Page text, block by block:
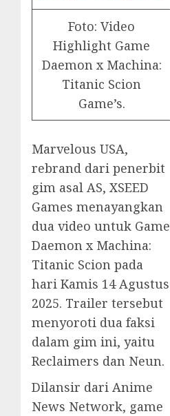
Foto: Video
Highlight Game
Daemon x Machina:
Titanic Scion
Game’s.
Marvelous USA,
rebrand dari penerbit
gim asal AS, XSEED
Games menayangkan
dua video untuk Game
Daemon x Machina:
Titanic Scion pada
hari Kamis 14 Agustus
2025. Trailer tersebut
menyoroti dua faksi
dalam gim ini, yaitu
Reclaimers dan Neun.
Dilansir dari Anime
News Network, game